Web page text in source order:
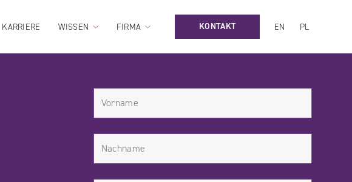
KARRIERE WISSEN FIRMA KONTAKT EN PL